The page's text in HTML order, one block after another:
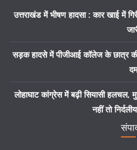
उत्तराखंड में भीषण हादसा : कार खाई में
सड़क हादसे में पीजीआई कॉलेज के छात्र की
दम
लोहाघाट कांग्रेस में बढ़ी सियासी हलचल,
नहीं तो